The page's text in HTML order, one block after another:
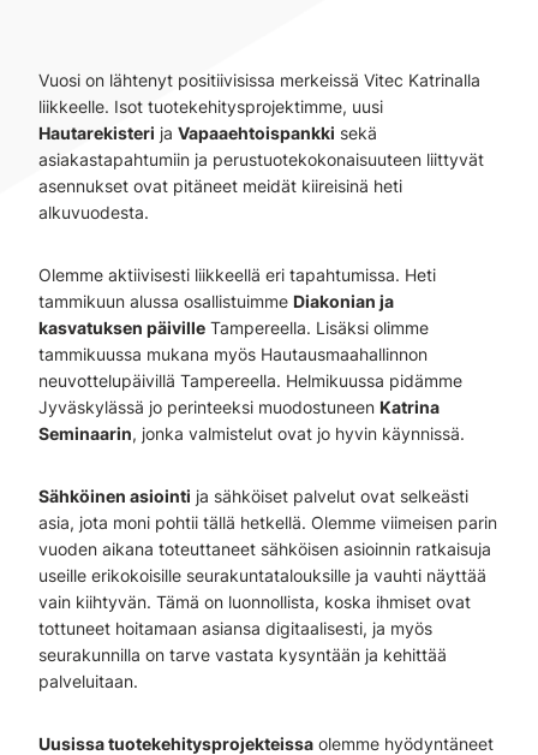
Vuosi on lähtenyt positiivisissa merkeissä Vitec Katrinalla
liikkeelle. Isot tuotekehitysprojektimme, uusi
Hautarekisteri ja Vapaaehtoispankki sekä
asiakastapahtumiin ja perustuotekokonaisuuteen liittyvät
asennukset ovat pitäneet meidät kiireisinä heti
alkuvuodesta.
Olemme aktiivisesti liikkeellä eri tapahtumissa. Heti
tammikuun alussa osallistuimme Diakonian ja
kasvatuksen päiville Tampereella. Lisäksi olimme
tammikuussa mukana myös Hautausmaahallinnon
neuvottelupäivillä Tampereella. Helmikuussa pidämme
Jyväskylässä jo perinteeksi muodostuneen Katrina
Seminaarin, jonka valmistelut ovat jo hyvin käynnissä.
Sähköinen asiointi ja sähköiset palvelut ovat selkeästi
asia, jota moni pohtii tällä hetkellä. Olemme viimeisen parin
vuoden aikana toteuttaneet sähköisen asioinnin ratkaisuja
useille erikokoisille seurakuntatalouksille ja vauhti näyttää
vain kiihtyvän. Tämä on luonnollista, koska ihmiset ovat
tottuneet hoitamaan asiansa digitaalisesti, ja myös
seurakunnilla on tarve vastata kysyntään ja kehittää
palveluitaan.
Uusissa tuotekehitysprojekteissa olemme hyödyntäneet